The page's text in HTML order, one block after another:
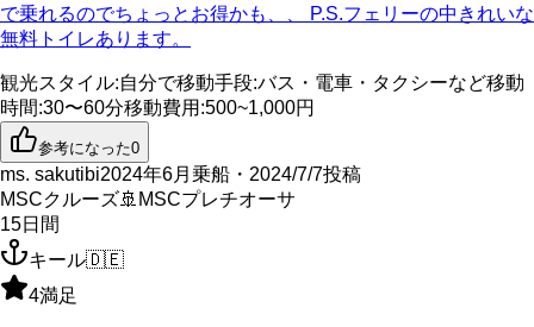
で乗れるのでちょっとお得かも、、 P.S.フェリーの中きれいな
無料トイレあります。
観光スタイル:自分で移動手段:バス・電車・タクシーなど移動
時間:30〜60分移動費用 :500~1,000円
参考になった0
ms. sakutibi2024年6月乗船・2024/7/7投稿
MSCクルーズ🚢 MSCプレチオーサ
15日間
キール🇩🇪
4満足